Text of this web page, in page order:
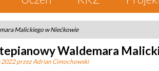
Malickiego w Niećkowie
Waldemara
2022przez Adrian Cimochowski